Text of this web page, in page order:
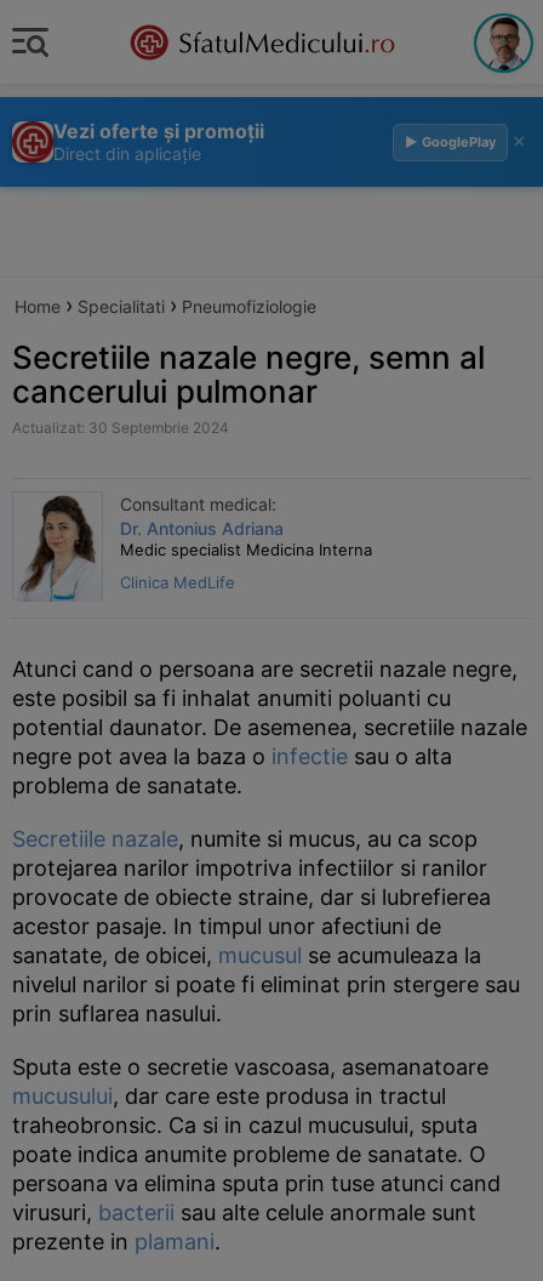
Vezi oferte și promoții
Direct din aplicație
▶ GooglePlay ×
Home › Specialitati › Pneumofiziologie
Secretiile nazale negre, semn al
cancerului pulmonar
Actualizat: 30 Septembrie 2024
Consultant medical:
Dr. Antonius Adriana
Medic specialist Medicina Interna
Clinica MedLife
Atunci cand o persoana are secretii nazale negre,
este posibil sa fi inhalat anumiti poluanti cu
potential daunator. De asemenea, secretiile nazale
negre pot avea la baza o infectie sau o alta
problema de sanatate.
Secretiile nazale, numite si mucus, au ca scop
protejarea narilor impotriva infectiilor si ranilor
provocate de obiecte straine, dar si lubrefierea
acestor pasaje. In timpul unor afectiuni de
sanatate, de obicei, mucusul se acumuleaza la
nivelul narilor si poate fi eliminat prin stergere sau
prin suflarea nasului.
Sputa este o secretie vascoasa, asemanatoare
mucusului, dar care este produsa in tractul
traheobronsic. Ca si in cazul mucusului, sputa
poate indica anumite probleme de sanatate. O
persoana va elimina sputa prin tuse atunci cand
virusuri, bacterii sau alte celule anormale sunt
prezente in plamani.